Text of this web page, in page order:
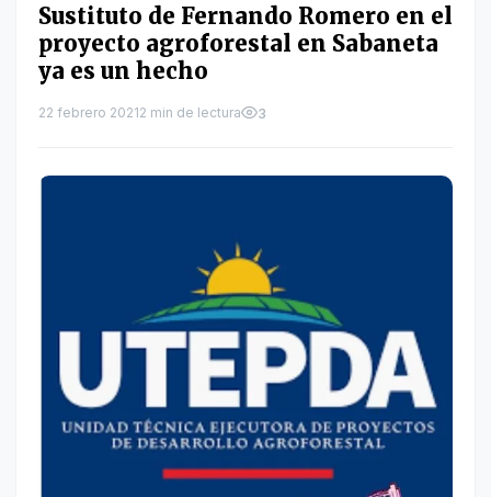
Sustituto de Fernando Romero en el
proyecto agroforestal en Sabaneta
ya es un hecho
22 febrero 20212 min de lectura 3